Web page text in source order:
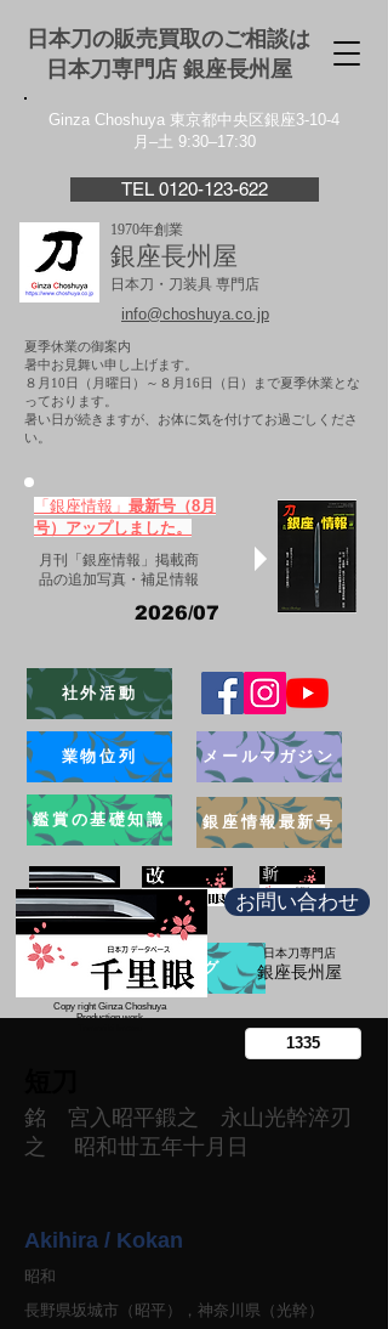
日本刀の販売買取のご相談は
日本刀専門店 銀座⻑州屋
Ginza Choshuya 東京都中央区銀座3-10-4
月–土 9:30–17:30
TEL 0120-123-622
1970年創業
銀座長州屋
日本刀・刀装具 専門店
info@choshuya.co.jp
夏季休業の御案内
暑中お見舞い申し上げます。
８月10日（月曜日）～８月16日（日）まで夏季休業とな
っております。
​暑い日が続きますが、お体に気を付けてお過ごしくださ
い。
「銀座情報」 最新号（8月
号）アップしました。
月刊「銀座情報」掲載商
品の追加写真・補足情報
2026/07
社外活動
業物位列
鑑賞の基礎知識
メールマガジン
銀座情報最新号
ブログ
お問い合わせ
日本刀専門店
​銀座長州屋
Copy right Ginza Choshuya
Production work
銘 宮入昭平鍛之 永山光幹淬刃
之 昭和丗五年十月日
Akihira / Kokan
昭和
長野県坂城市（昭平），神奈川県（光幹）